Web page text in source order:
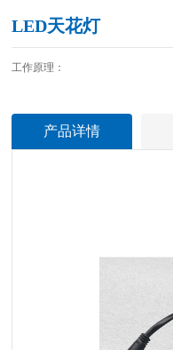
LED天花灯
工作原理：
产品详情